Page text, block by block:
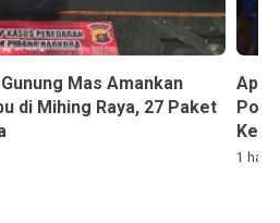
Mas Amankan
di Mihing Raya, 27 Paket
Api
1 hari